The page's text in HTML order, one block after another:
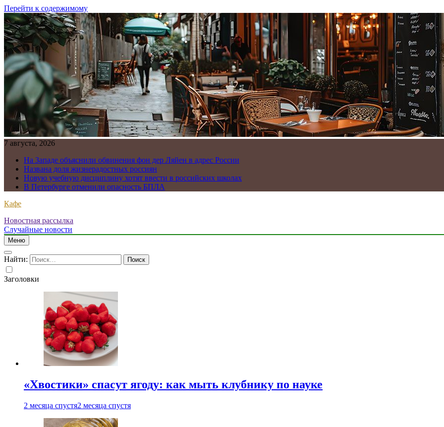
Перейти к содержимому
7 августа, 2026
На Западе объяснили обвинения фон дер Ляйен в адрес России
Названа доля жизнерадостных россиян
Новую учебную дисциплину хотят ввести в российских школах
В Петербурге отменили опасность БПЛА
Кафе
Новостная рассылка
Случайные новости
Меню
Найти:
Заголовки
«Хвостики» спасут ягоду: как мыть клубнику по науке
2 месяца спустя2 месяца спустя